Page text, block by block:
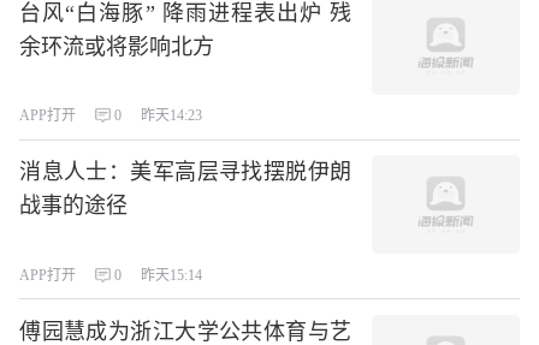
台风“白海豚” 降雨进程表出炉 残
余环流或将影响北方
APP打开 0 昨天14:23
消息人士：美军高层寻找摆脱伊朗
战事的途径
APP打开 0 昨天15:14
傅园慧成为浙江大学公共体育与艺